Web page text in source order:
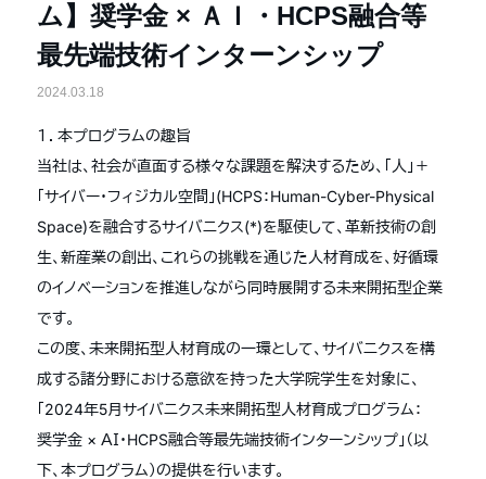
ム】奨学金 × ＡＩ・HCPS融合等
最先端技術インターンシップ
2024.03.18
１．本プログラムの趣旨
当社は、社会が直面する様々な課題を解決するため、「人」＋
「サイバー・フィジカル空間」(HCPS：Human-Cyber-Physical
Space)を融合するサイバニクス(*)を駆使して、革新技術の創
生、新産業の創出、これらの挑戦を通じた人材育成を、好循環
のイノベーションを推進しながら同時展開する未来開拓型企業
です。
この度、未来開拓型人材育成の一環として、サイバニクスを構
成する諸分野における意欲を持った大学院学生を対象に、
「2024年5月サイバニクス未来開拓型人材育成プログラム：
奨学金 × ＡＩ・HCPS融合等最先端技術インターンシップ」（以
下、本プログラム）の提供を行います。